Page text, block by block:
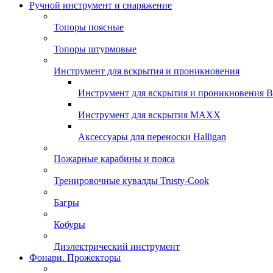
Ручной инструмент и снаряжение
Топоры поясные
Топоры штурмовые
Инструмент для вскрытия и проникновения
Инструмент для вскрытия и проникновения
Инструмент для вскрытия MAXX
Аксессуары для переноски Halligan
Пожарные карабины и пояса
Тренировочные кувалды Trusty-Cook
Багры
Кобуры
Диэлектрический инструмент
Фонари. Прожекторы